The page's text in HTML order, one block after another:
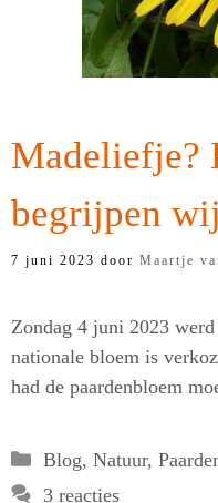
Madeliefje?
begrijpen
7 juni 2023 door Maartje
Zondag 4 juni 2023
nationale bloem is
had de paardenbloem
Categorieën
Blog, Natuur,
3 reacties